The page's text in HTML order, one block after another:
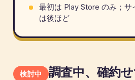
最初は Play Store のみ；サ
は後ほど
検討中 調査中、確約